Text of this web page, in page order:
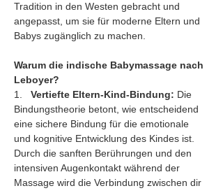
Tradition in den Westen gebracht und
angepasst, um sie für moderne Eltern und
Babys zugänglich zu machen.
Warum die indische Babymassage nach
Leboyer?
1. Vertiefte Eltern-Kind-Bindung: Die
Bindungstheorie betont, wie entscheidend
eine sichere Bindung für die emotionale
und kognitive Entwicklung des Kindes ist.
Durch die sanften Berührungen und den
intensiven Augenkontakt während der
Massage wird die Verbindung zwischen dir